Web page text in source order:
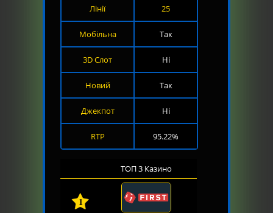
Лінії 25
Мобільна Так
3D Слот Ні
Новий Так
Джекпот Ні
RTP 95.22%
ТОП 3 Казино
1